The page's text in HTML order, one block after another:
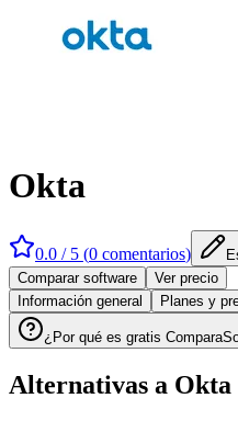
Okta
0.0 / 5 (0 comentarios)
Comparar software
Ver precio
Información general
Planes y
¿Por qué es gratis
Alternativas a Okta